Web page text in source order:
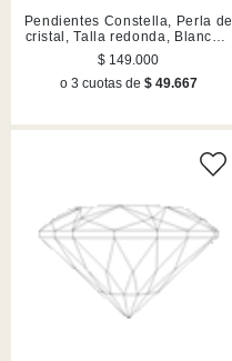
Pendientes Constella, Perla de
cristal, Talla redonda, Blancos,
Acabado en tono oro rosa
$ 149.000
o 3 cuotas de $ 49.667